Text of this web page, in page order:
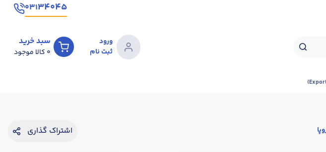
۳۴۰۴۵۰۳۱
ورود
ثبت نام
سبد خرید
0 کالا موجود
اشتراک گذاری